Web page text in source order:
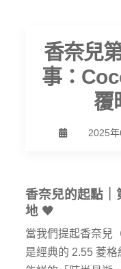
香奈兒
事：
覆
2025
香奈兒的起點｜
地 🖤
當我們提起香奈兒
是經典的 2.55 菱